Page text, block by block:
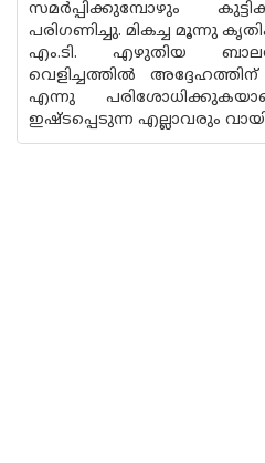
സമർപ്പിക്കുമ്പോഴും
പരിഗണിച്ചു. മികച്ച മൂന്നു
എം.ടി. എഴുതിയ
വെളിച്ചത്തിൽ
എന്നു
ഇഷ്ടപ്പെടുന്ന എല്ലാവരും